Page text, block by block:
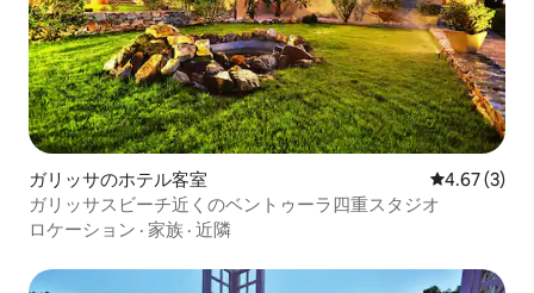
ガリッサのホテル客室 レビュー3
4.67 (3)
ガリッサスビーチ近くのベントゥーラ四重スタジオ
ロケーション · 家族 · 近隣